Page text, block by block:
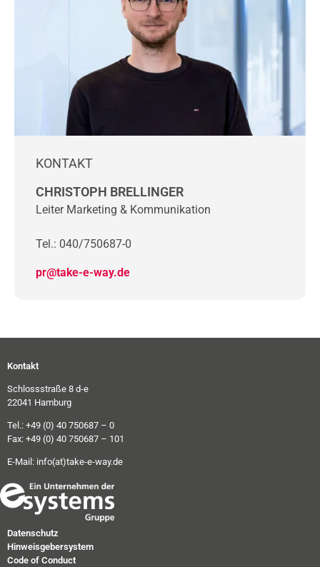
KONTAKT
CHRISTOPH BRELLINGER
Leiter Marketing & Kommunikation
Tel.: 040/750687-0
pr@take-e-way.de
Kontakt
Schlossstraße 8 d-e
22041 Hamburg
Tel.: +49 (0) 40 750687 – 0
Fax: +49 (0) 40 750687 – 101
E-Mail: info(at)take-e-way.de
Datenschutz
Hinweisgebersystem
Code of Conduct